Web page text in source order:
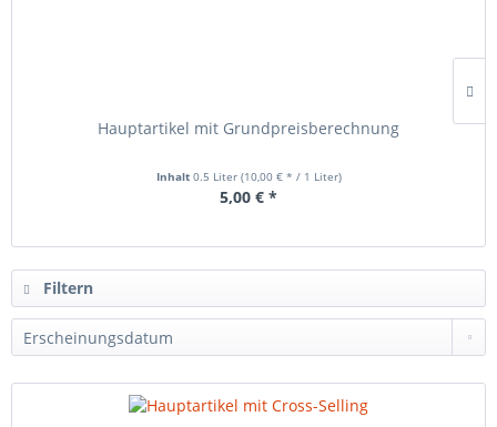
Hauptartikel mit Grundpreisberechnung
Inhalt 0.5 Liter (10,00 € * / 1 Liter)
5,00 € *
Filtern